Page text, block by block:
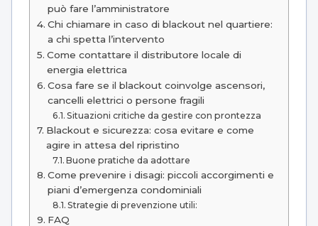
può fare l’amministratore
Chi chiamare in caso di blackout nel quartiere:
a chi spetta l’intervento
Come contattare il distributore locale di
energia elettrica
Cosa fare se il blackout coinvolge ascensori,
cancelli elettrici o persone fragili
Situazioni critiche da gestire con prontezza
Blackout e sicurezza: cosa evitare e come
agire in attesa del ripristino
Buone pratiche da adottare
Come prevenire i disagi: piccoli accorgimenti e
piani d’emergenza condominiali
Strategie di prevenzione utili:
FAQ